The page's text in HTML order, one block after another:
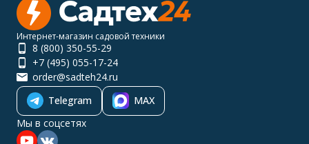
Интернет-магазин садовой техники
8 (800) 350-55-29
+7 (495) 055-17-24
order@sadteh24.ru
Telegram
MAX
Мы в соцсетях